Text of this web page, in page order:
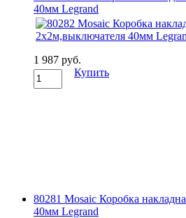
40мм Legrand
1 987 руб.
Купить
80281 Mosaic Коробка
40мм Legrand